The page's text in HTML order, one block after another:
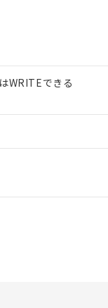
WRITEできる